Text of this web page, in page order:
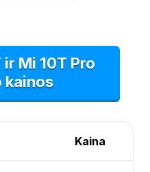
Mi 10T Pro
kainos
Kaina